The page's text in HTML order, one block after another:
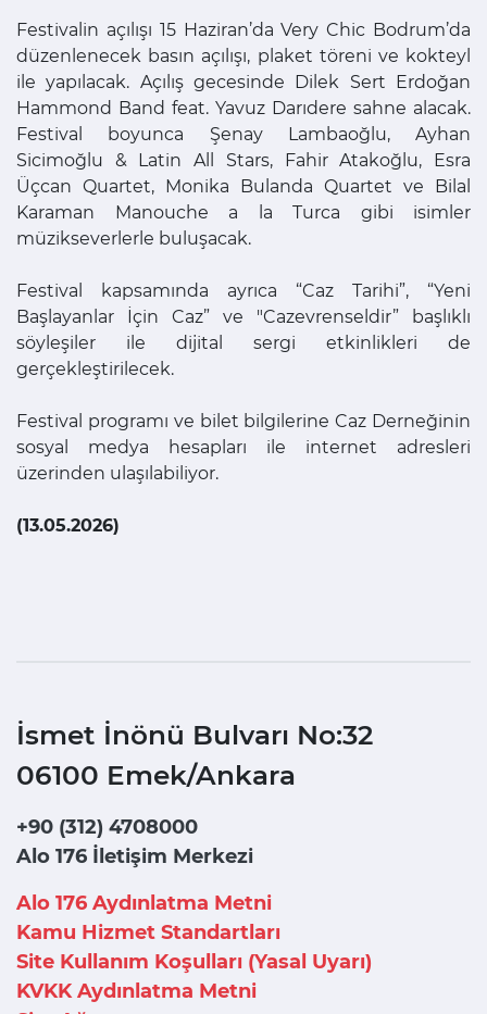
Festivalin açılışı 15 Haziran’da Very Chic Bodrum’da
düzenlenecek basın açılışı, plaket töreni ve kokteyl
ile yapılacak. Açılış gecesinde Dilek Sert Erdoğan
Hammond Band feat. Yavuz Darıdere sahne alacak.
Festival boyunca Şenay Lambaoğlu, Ayhan
Sicimoğlu & Latin All Stars, Fahir Atakoğlu, Esra
Üçcan Quartet, Monika Bulanda Quartet ve Bilal
Karaman Manouche a la Turca gibi isimler
müzikseverlerle buluşacak.
Festival kapsamında ayrıca “Caz Tarihi”, “Yeni
Başlayanlar İçin Caz” ve "Cazevrenseldir” başlıklı
söyleşiler ile dijital sergi etkinlikleri de
gerçekleştirilecek.
Festival programı ve bilet bilgilerine Caz Derneğinin
sosyal medya hesapları ile internet adresleri
üzerinden ulaşılabiliyor.
(13.05.2026)
İsmet İnönü Bulvarı No:32
06100 Emek/Ankara
+90 (312) 4708000
Alo 176 İletişim Merkezi
Alo 176 Aydınlatma Metni
Kamu Hizmet Standartları
Site Kullanım Koşulları (Yasal Uyarı)
KVKK Aydınlatma Metni